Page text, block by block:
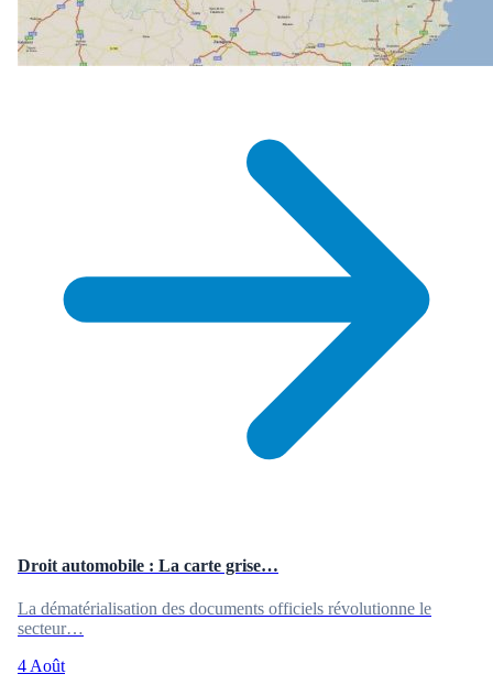
Droit automobile : La carte grise…
La dématérialisation des documents officiels révolutionne le
secteur…
4 Août